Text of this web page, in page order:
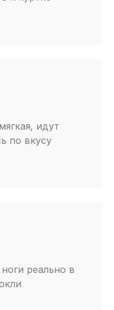
идут
по вкусу
реально в